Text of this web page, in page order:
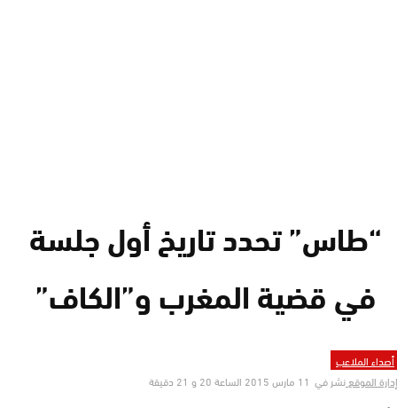
“طاس” تحدد تاريخ أول جلسة
في قضية المغرب و”الكاف”
أصداء الملاعب
إدارة الموقعنشر في 11 مارس 2015 الساعة 20 و 21 دقيقة